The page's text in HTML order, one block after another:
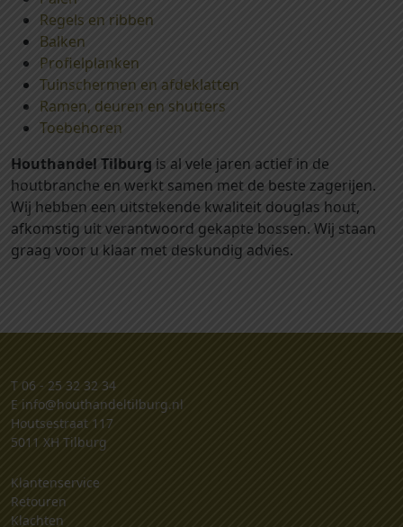
Regels en ribben
Balken
Profielplanken
Tuinschermen en afdeklatten
Ramen, deuren en shutters
Toebehoren
Houthandel Tilburg is al vele jaren actief in de
houtbranche en werkt samen met de beste zagerijen.
Wij hebben een uitstekende kwaliteit douglas hout,
afkomstig uit verantwoord gekapte bossen. Wij staan
graag voor u klaar met deskundig advies.
T 06 - 25 32 32 34
E info@houthandeltilburg.nl
Houtsestraat 117
5011 XH Tilburg
Klantenservice
Retouren
Klachten